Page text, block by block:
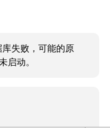
失败，可能的原
启动。